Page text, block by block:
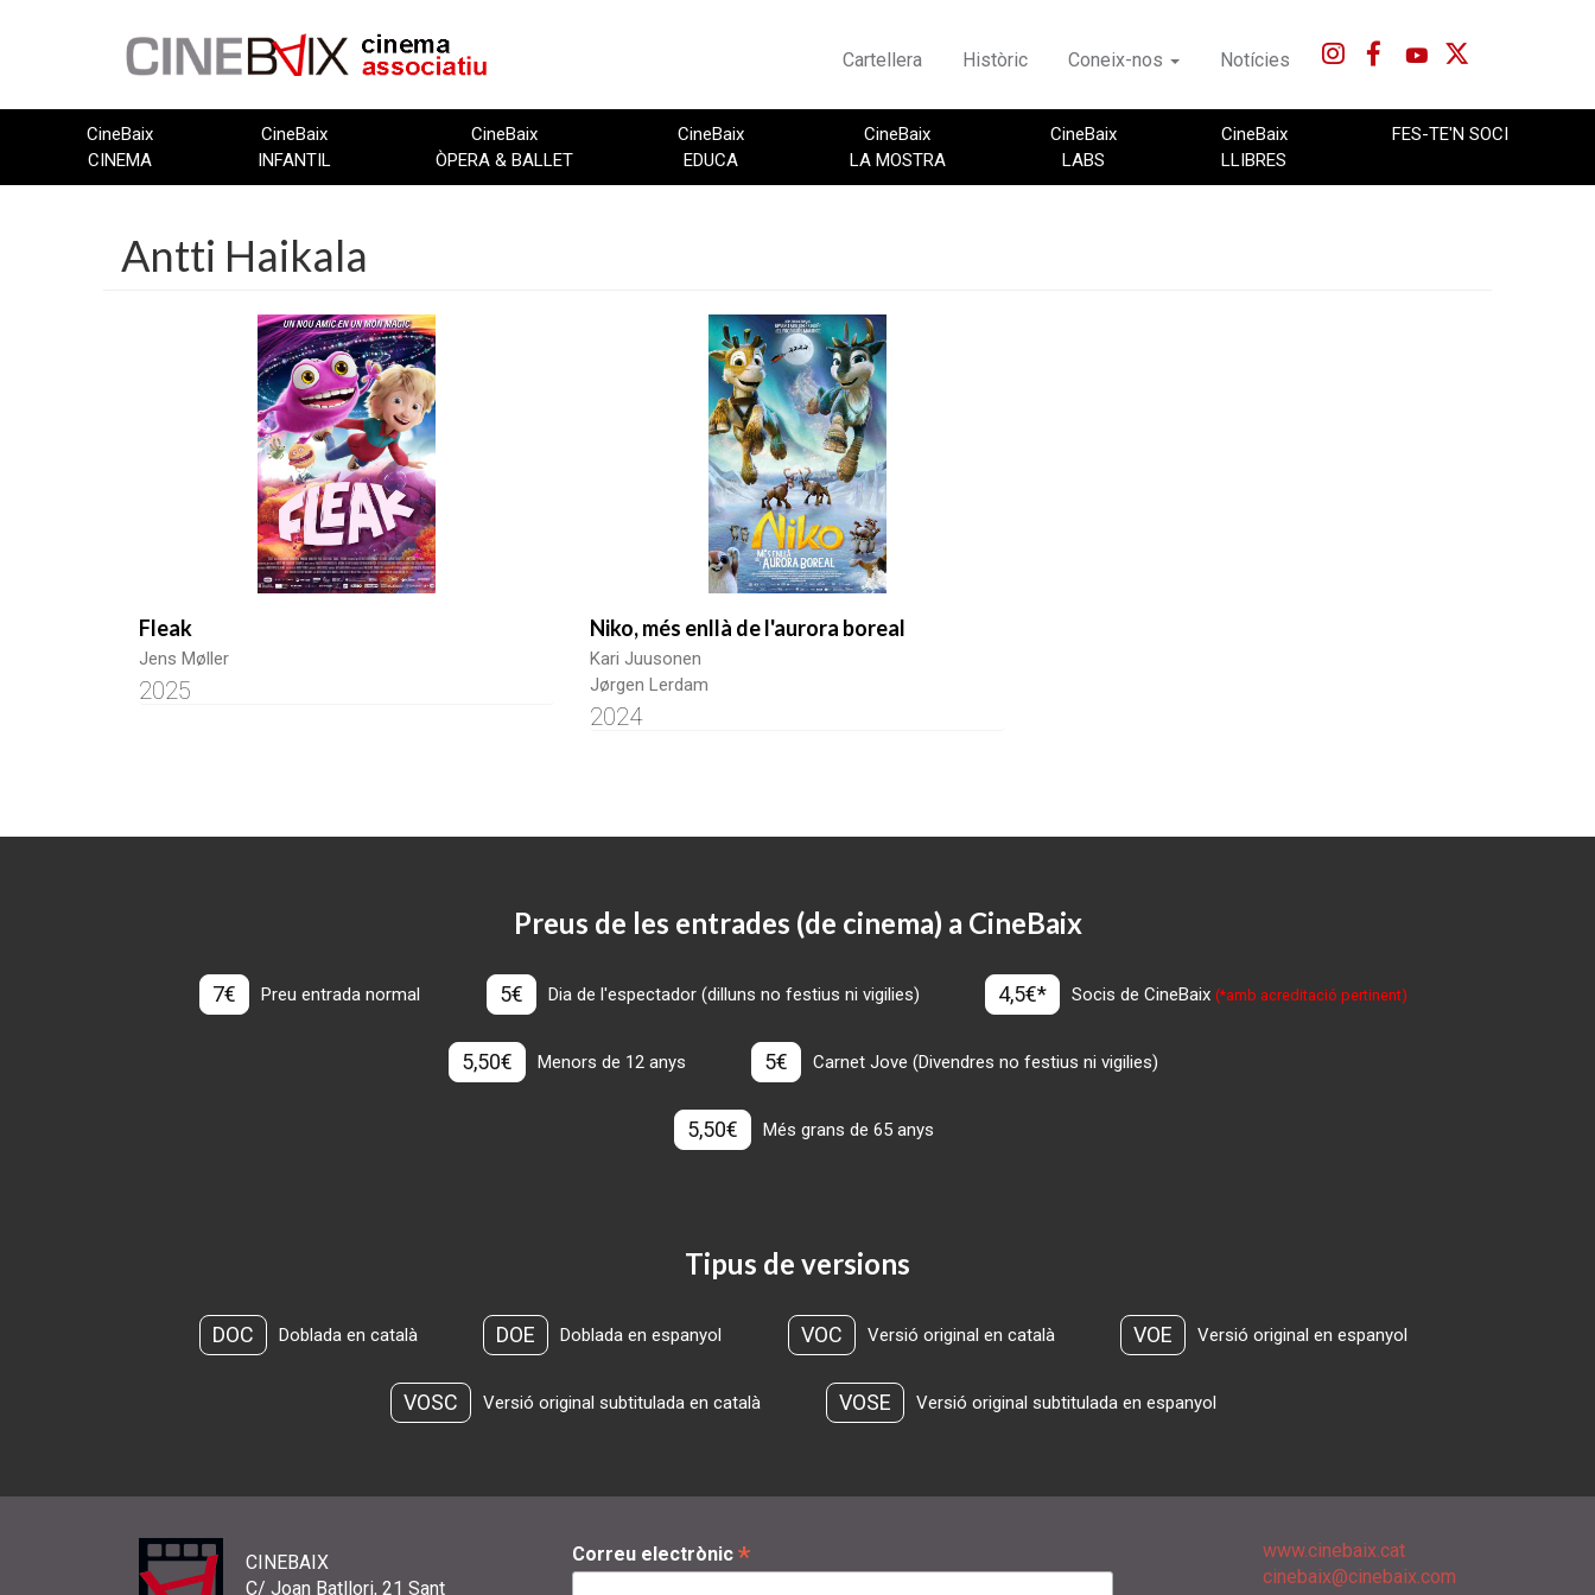
Cartellera Històric Coneix-nos Notícies
CineBaix
CINEMA
CineBaix
INFANTIL
CineBaix
ÒPERA & BALLET
CineBaix
EDUCA
CineBaix
LA MOSTRA
CineBaix
LABS
CineBaix
LLIBRES
FES-TE'N SOCI
Antti Haikala
Fleak
Jens Møller
2025
Niko, més enllà de l'aurora boreal
Kari Juusonen
Jørgen Lerdam
2024
Preus de les entrades (de cinema) a CineBaix
7€ Preu entrada normal 5€ Dia de l'espectador (dilluns no festius ni vigilies) 4,5€* Socis de CineBaix(*amb acreditació pertinent)
5,50€ Menors de 12 anys 5€ Carnet Jove (Divendres no festius ni vigilies)
5,50€ Més grans de 65 anys
Tipus de versions
DOC Doblada en català DOE Doblada en espanyol VOC Versió original en català VOE Versió original en espanyol
VOSC Versió original subtitulada en català VOSE Versió original subtitulada en espanyol
CINEBAIX
C/ Joan Batllori, 21 Sant
Correu electrònic *
www.cinebaix.cat
cinebaix@cinebaix.com